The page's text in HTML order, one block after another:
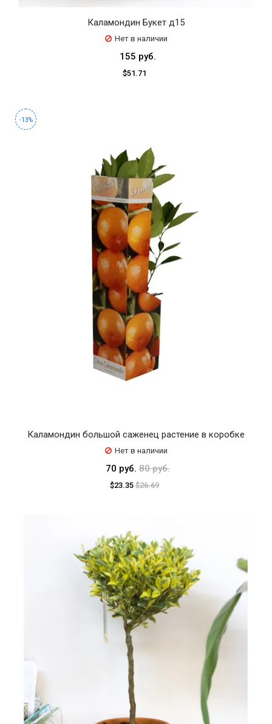
Каламондин Букет д15
Нет в наличии
155 руб.
$51.71
-13%
Каламондин большой саженец растение в коробке
Нет в наличии
70 руб.80 руб.
$23.35 $26.69